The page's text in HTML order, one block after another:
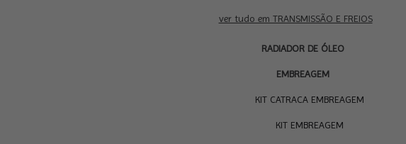
ver tudo em TRANSMISSÃO E FREIOS
RADIADOR DE ÓLEO
EMBREAGEM
KIT CATRACA EMBREAGEM
KIT EMBREAGEM